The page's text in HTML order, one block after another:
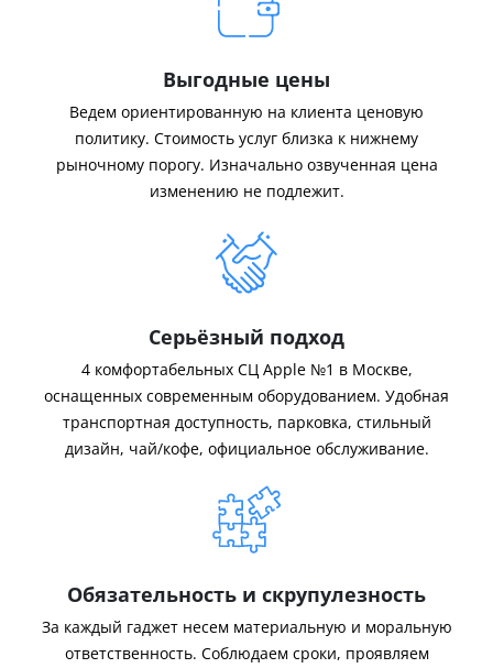
Выгодные цены
Ведем ориентированную на клиента ценовую
политику. Стоимость услуг близка к нижнему
рыночному порогу. Изначально озвученная цена
изменению не подлежит.
Серьёзный подход
4 комфортабельных СЦ Apple №1 в Москве,
оснащенных современным оборудованием. Удобная
транспортная доступность, парковка, стильный
дизайн, чай/кофе, официальное обслуживание.
Обязательность и скрупулезность
За каждый гаджет несем материальную и моральную
ответственность. Соблюдаем сроки, проявляем